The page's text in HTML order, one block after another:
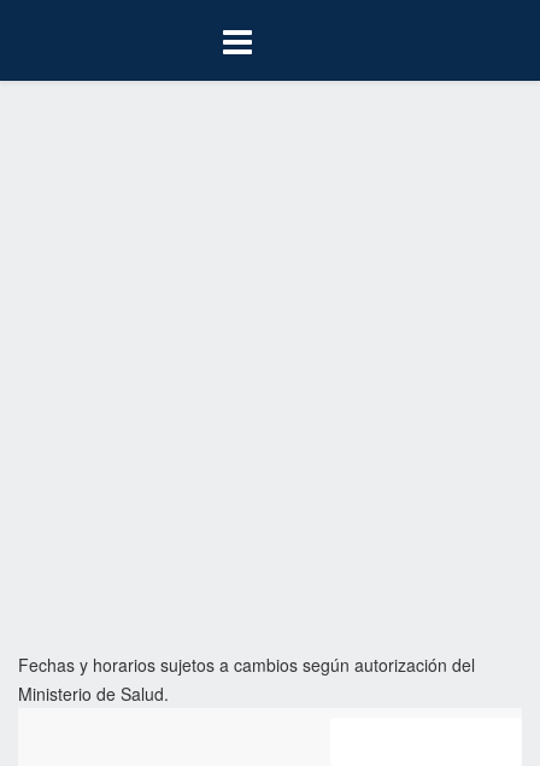
Fechas y horarios sujetos a cambios según autorización del
Ministerio de Salud.